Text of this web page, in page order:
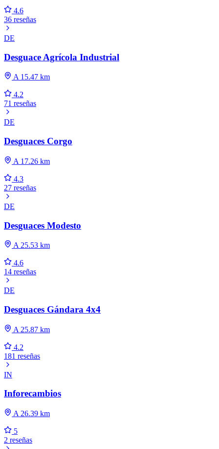
4.6
36 reseñas
DE
Desguace Agrícola Industrial
A 15.47 km
4.2
71 reseñas
DE
Desguaces Corgo
A 17.26 km
4.3
27 reseñas
DE
Desguaces Modesto
A 25.53 km
4.6
14 reseñas
DE
Desguaces Gándara 4x4
A 25.87 km
4.2
181 reseñas
IN
Inforecambios
A 26.39 km
5
2 reseñas